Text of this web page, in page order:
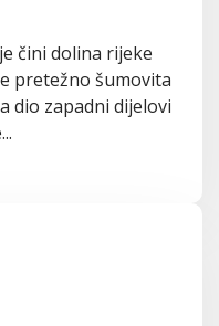
čini dolina rijeke
pretežno šumovita
dio zapadni dijelovi